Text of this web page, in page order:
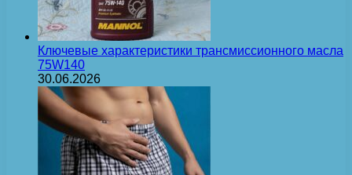
Ключевые характеристики трансмиссионного масла
75W140
30.06.2026